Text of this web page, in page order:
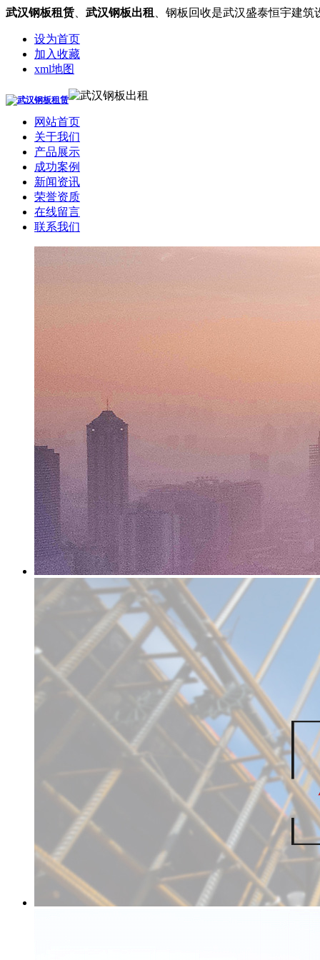
武汉钢板租赁 武汉钢板出租 、钢板回收是武汉盛泰恒宇建
设为首页
加入收藏
xml地图
网站首页
关于我们
产品展示
成功案例
新闻资讯
荣誉资质
在线留言
联系我们